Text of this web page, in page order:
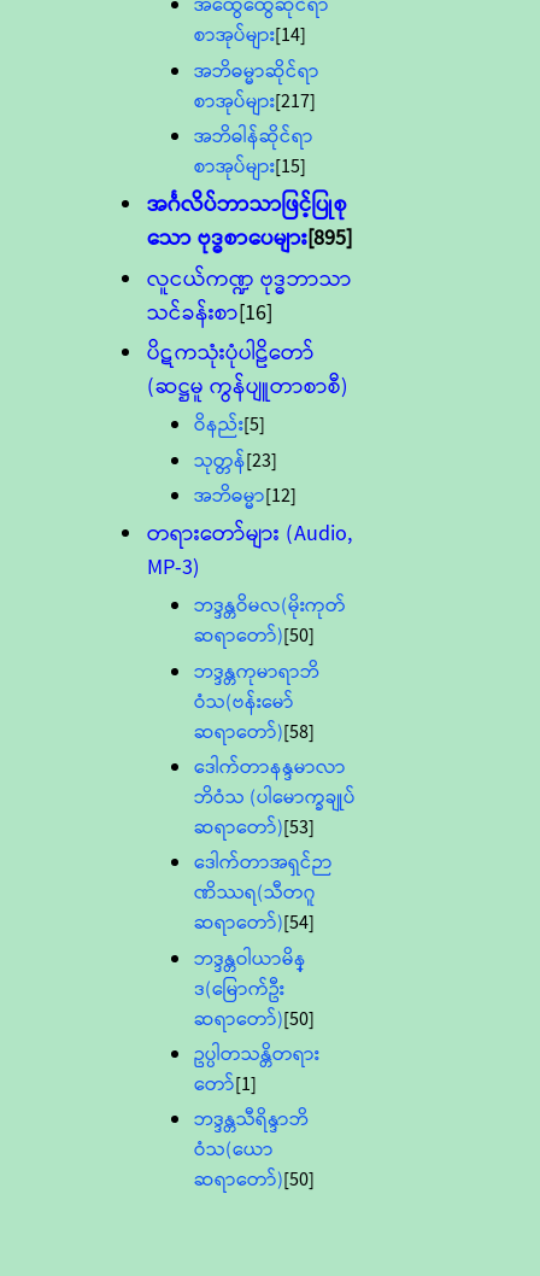
စာအုပ်များ[14]
အဘိဓမ္မာဆိုင်ရာ
စာအုပ်များ[217]
အဘိဓါန်ဆိုင်ရာ
စာအုပ်များ[15]
အင်္ဂလိပ်ဘာသာဖြင့်ပြုစု
သော ဗုဒ္ဓစာပေများ[895]
လူငယ်ကဏ္ဍ ဗုဒ္ဓဘာသာ
သင်ခန်းစာ[16]
ပိဋကသုံးပုံပါဠိတော်
(ဆဋ္ဌမူ ကွန်ပျူတာစာစီ)
ဝိနည်း[5]
သုတ္တန်[23]
အဘိဓမ္မာ[12]
တရားတော်များ (Audio,
MP-3)
ဘဒ္ဒန္တဝိမလ(မိုးကုတ်
ဆရာတော်)[50]
ဘဒ္ဒန္တကုမာရာဘိ
ဝံသ(ဗန်းမော်
ဆရာတော်)[58]
ဒေါက်တာနန္ဒမာလာ
ဘိဝံသ (ပါမောက္ခချုပ်
ဆရာတော်)[53]
ဒေါက်တာအရှင်ဉာ
ဏိဿရ(သီတဂူ
ဆရာတော်)[54]
ဘဒ္ဒန္တဝါယာမိန္
ဒ(မြောက်ဦး
ဆရာတော်)[50]
ဥပ္ပါတသန္တိတရား
တော်[1]
ဘဒ္ဒန္တသီရိန္ဒာဘိ
ဝံသ(ယော
ဆရာတော်)[50]